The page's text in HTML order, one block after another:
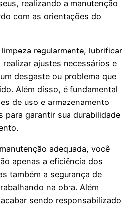
realizando a manutenção
com as orientações do
regularmente, lubrificar
realizar ajustes necessários e
desgaste ou problema que
Além disso, é fundamental
de uso e armazenamento
para garantir sua durabilidade
adequada, você
apenas a eficiência dos
também a segurança de
na obra. Além
sendo responsabilizado